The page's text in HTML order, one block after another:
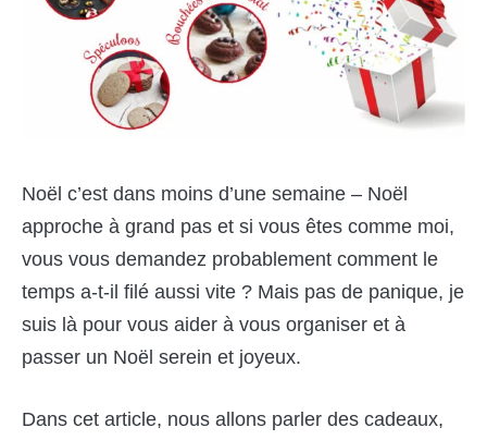
Noël c’est dans moins d’une semaine – Noël
approche à grand pas et si vous êtes comme moi,
vous vous demandez probablement comment le
temps a-t-il filé aussi vite ? Mais pas de panique, je
suis là pour vous aider à vous organiser et à
passer un Noël serein et joyeux.
Dans cet article, nous allons parler des cadeaux,